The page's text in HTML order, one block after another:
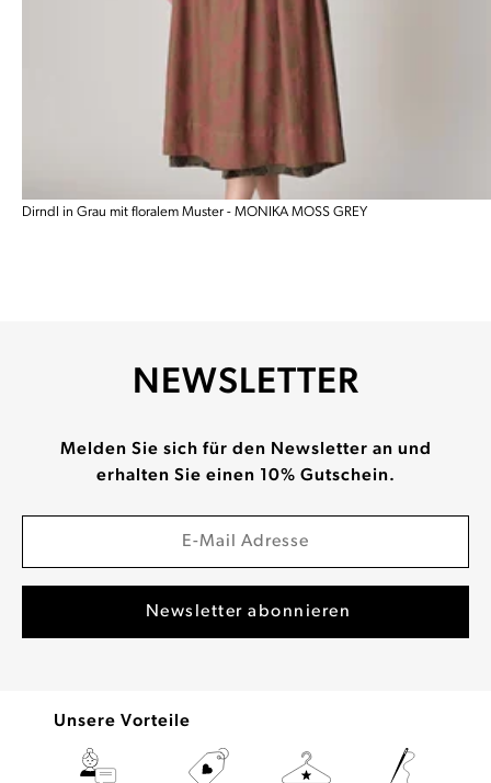
Dirndl in Grau mit floralem Muster - MONIKA MOSS GREY
NEWSLETTER
Melden Sie sich für den Newsletter an und
erhalten Sie einen 10% Gutschein.
Unsere Vorteile